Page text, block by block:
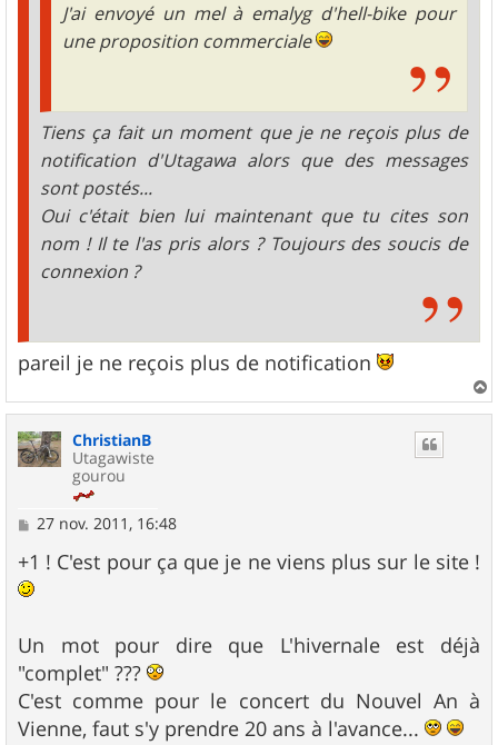
J'ai envoyé un mel à emalyg d'hell-bikepour
une proposition commerciale
Tiens ça fait un moment que je ne reçois plus de
notification d'Utagawa alors que des messages
sont postés...
Oui c'était bien lui maintenant que tu cites son
nom ! Il te l'as pris alors ? Toujours des soucis de
connexion ?
pareil je ne reçois plus de notification
a
ChristianB
Utagawiste
gourou
M
s
s
a
27 nov. 2011, 16:48
+1 ! C'est pour ça que je ne viens plus sur le site !
Un mot pour dire que L'hivernale est déjà
"complet" ???
C'est comme pour le concert du Nouvel An à
Vienne, faut s'y prendre 20 ans à l'avance...